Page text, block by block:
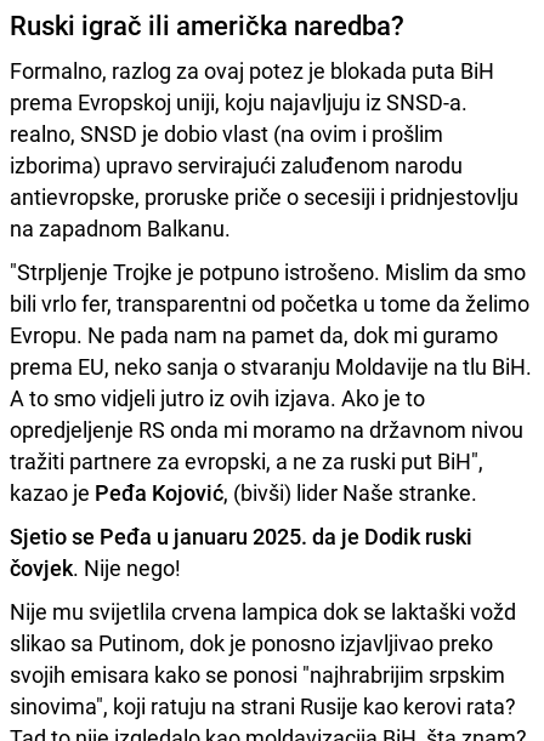
Ruski igrač ili američka naredba?
Formalno, razlog za ovaj potez je blokada puta BiH
prema Evropskoj uniji, koju najavljuju iz SNSD-a.
realno, SNSD je dobio vlast (na ovim i prošlim
izborima) upravo servirajući zaluđenom narodu
antievropske, proruske priče o secesiji i pridnjestovlju
na zapadnom Balkanu.
"Strpljenje Trojke je potpuno istrošeno. Mislim da smo
bili vrlo fer, transparentni od početka u tome da želimo
Evropu. Ne pada nam na pamet da, dok mi guramo
prema EU, neko sanja o stvaranju Moldavije na tlu BiH.
A to smo vidjeli jutro iz ovih izjava. Ako je to
opredjeljenje RS onda mi moramo na državnom nivou
tražiti partnere za evropski, a ne za ruski put BiH",
kazao je Peđa Kojović, (bivši) lider Naše stranke.
Sjetio se Peđa u januaru 2025. da je Dodik ruski
čovjek. Nije nego!
Nije mu svijetlila crvena lampica dok se laktaški vožd
slikao sa Putinom, dok je ponosno izjavljivao preko
svojih emisara kako se ponosi "najhrabrijim srpskim
sinovima", koji ratuju na strani Rusije kao kerovi rata?